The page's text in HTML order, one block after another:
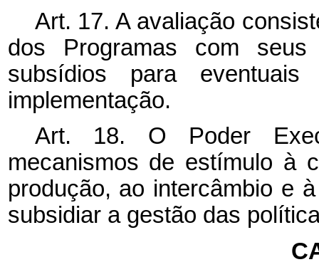
Art. 17. A avaliação
dos Programas com seus
subsídios para
implementação.
Art. 18. O Poder
mecanismos de estímulo à
produção, ao intercâmbio e
subsidiar a gestão das